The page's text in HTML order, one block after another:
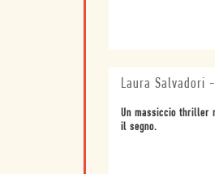
Laura Salvadori -
Un massiccio thriller
il segno.